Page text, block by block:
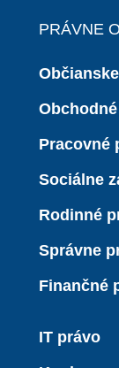
PRÁVNE
Pracovné
Sociálne
Rodinné
Správne
Finančné
IT právo